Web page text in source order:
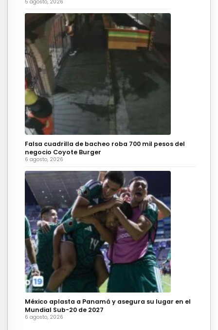
5 agosto, 2026
Falsa cuadrilla de bacheo roba 700 mil pesos del
negocio Coyote Burger
6 agosto, 2026
México aplasta a Panamá y asegura su lugar en el
Mundial Sub-20 de 2027
6 agosto, 2026